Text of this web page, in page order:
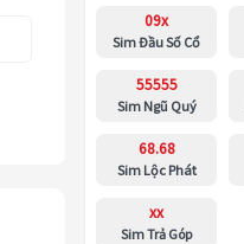
09x
Sim Đầu Số Cổ
55555
Sim Ngũ Quý
68.68
Sim Lộc Phát
xx
Sim Trả Góp